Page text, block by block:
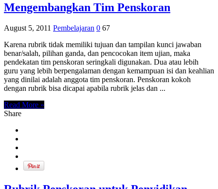
Mengembangkan Tim Penskoran
August 5, 2011 Pembelajaran 0 67
Karena rubrik tidak memiliki tujuan dan tampilan kunci jawaban
benar/salah, pilihan ganda, dan pencocokan item ujian, maka
pendekatan tim penskoran seringkali digunakan. Dua atau lebih
guru yang lebih berpengalaman dengan kemampuan isi dan keahlian
yang dinilai adalah anggota tim penskoran. Penskoran kokoh
dengan rubrik bisa dicapai apabila rubrik jelas dan ...
Read More »
Share